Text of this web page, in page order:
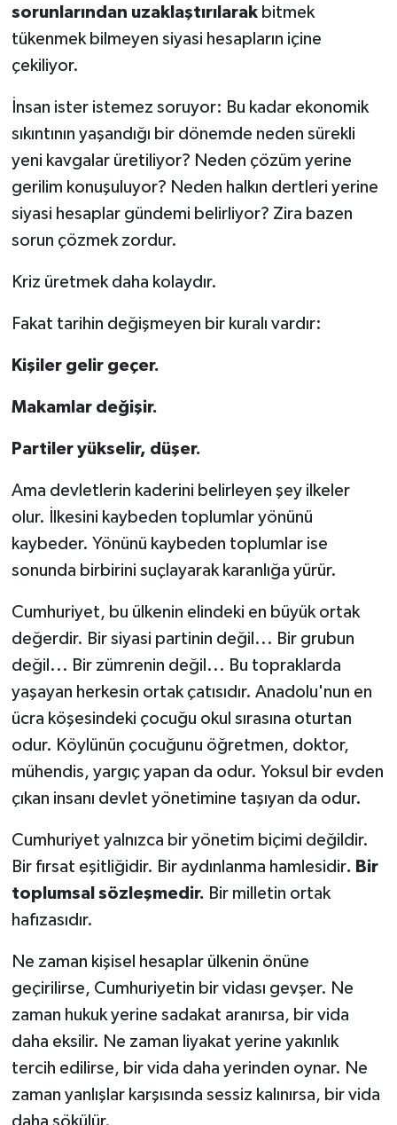
sorunlarından uzaklaştırılarakbitmek
tükenmek bilmeyen siyasi hesapların içine
çekiliyor.
İnsan ister istemez soruyor: Bu kadar ekonomik
sıkıntının yaşandığı bir dönemde neden sürekli
yeni kavgalar üretiliyor? Neden çözüm yerine
gerilim konuşuluyor? Neden halkın dertleri yerine
siyasi hesaplar gündemi belirliyor? Zira bazen
sorun çözmek zordur.
Kriz üretmek daha kolaydır.
Fakat tarihin değişmeyen bir kuralı vardır:
Kişiler gelir geçer.
Makamlar değişir.
Partiler yükselir, düşer.
Ama devletlerin kaderini belirleyen şey ilkeler
olur. İlkesini kaybeden toplumlar yönünü
kaybeder. Yönünü kaybeden toplumlar ise
sonunda birbirini suçlayarak karanlığa yürür.
Cumhuriyet, bu ülkenin elindeki en büyük ortak
değerdir. Bir siyasi partinin değil... Bir grubun
değil... Bir zümrenin değil... Bu topraklarda
yaşayan herkesin ortak çatısıdır. Anadolu'nun en
ücra köşesindeki çocuğu okul sırasına oturtan
odur. Köylünün çocuğunu öğretmen, doktor,
mühendis, yargıç yapan da odur. Yoksul bir evden
çıkan insanı devlet yönetimine taşıyan da odur.
Cumhuriyet yalnızca bir yönetim biçimi değildir.
Bir fırsat eşitliğidir. Bir aydınlanma hamlesidir. Bir
toplumsal sözleşmedir. Bir milletin ortak
hafızasıdır.
Ne zaman kişisel hesaplar ülkenin önüne
geçirilirse, Cumhuriyetin bir vidası gevşer. Ne
zaman hukuk yerine sadakat aranırsa, bir vida
daha eksilir. Ne zaman liyakat yerine yakınlık
tercih edilirse, bir vida daha yerinden oynar. Ne
zaman yanlışlar karşısında sessiz kalınırsa, bir vida